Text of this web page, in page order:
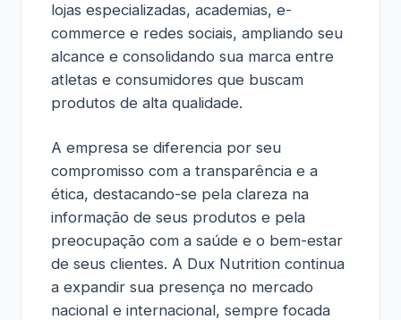
lojas especializadas, academias, e-
commerce e redes sociais, ampliando seu
alcance e consolidando sua marca entre
atletas e consumidores que buscam
produtos de alta qualidade.
A empresa se diferencia por seu
compromisso com a transparência e a
ética, destacando-se pela clareza na
informação de seus produtos e pela
preocupação com a saúde e o bem-estar
de seus clientes. A Dux Nutrition continua
a expandir sua presença no mercado
nacional e internacional, sempre focada